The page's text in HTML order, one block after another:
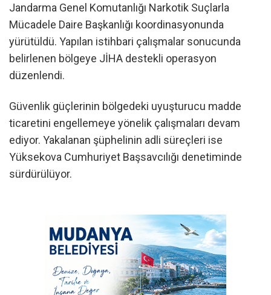
Jandarma Genel Komutanlığı Narkotik Suçlarla
Mücadele Daire Başkanlığı koordinasyonunda
yürütüldü. Yapılan istihbari çalışmalar sonucunda
belirlenen bölgeye JİHA destekli operasyon
düzenlendi.
Güvenlik güçlerinin bölgedeki uyuşturucu madde
ticaretini engellemeye yönelik çalışmaları devam
ediyor. Yakalanan şüphelinin adli süreçleri ise
Yüksekova Cumhuriyet Başsavcılığı denetiminde
sürdürülüyor.